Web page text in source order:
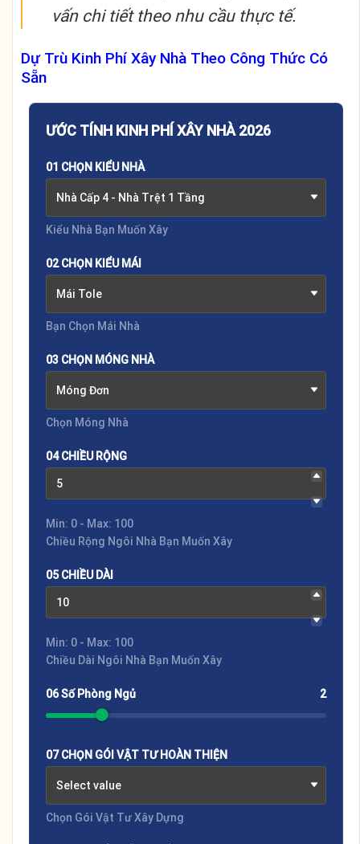
vấn chi tiết theo nhu cầu thực tế.
Dự Trù Kinh Phí Xây Nhà Theo Công Thức Có
Sẵn
ƯỚC TÍNH KINH PHÍ XÂY NHÀ 2026
01 CHỌN KIỂU NHÀ
Nhà Cấp 4 - Nhà Trệt 1 Tầng
Kiểu Nhà Bạn Muốn Xây
02 CHỌN KIỂU MÁI
Mái Tole
Bạn Chọn Mái Nhà
03 CHỌN MÓNG NHÀ
Móng Đơn
Chọn Móng Nhà
04 CHIỀU RỘNG
Min: 0 - Max: 100
Chiều Rộng Ngôi Nhà Bạn Muốn Xây
05 CHIỀU DÀI
Min: 0 - Max: 100
Chiều Dài Ngôi Nhà Bạn Muốn Xây
06 Số Phòng Ngủ 2
07 CHỌN GÓI VẬT TƯ HOÀN THIỆN
Select value
Chọn Gói Vật Tư Xây Dựng